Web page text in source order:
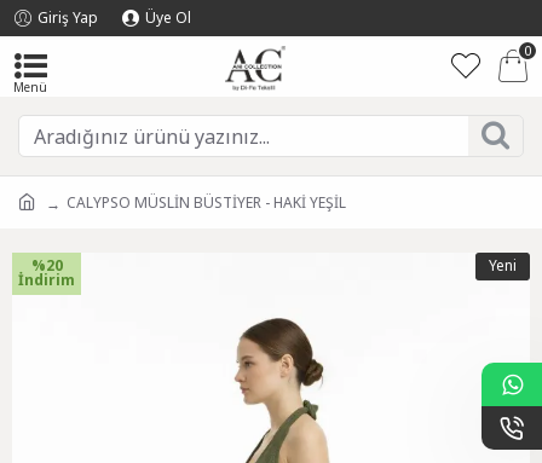
Giriş Yap Üye Ol
0
CALYPSO MÜSLİN BÜSTİYER - HAKİ YEŞİL
Yeni
%20
İndirim